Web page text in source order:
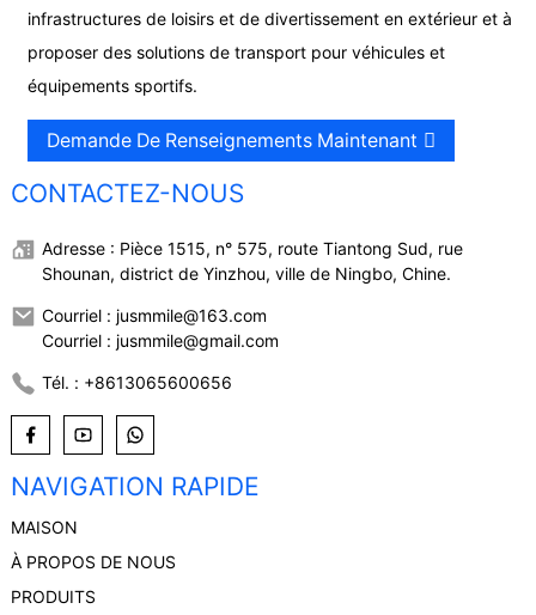
infrastructures de loisirs et de divertissement en extérieur et à
proposer des solutions de transport pour véhicules et
équipements sportifs.
Demande De Renseignements Maintenant
CONTACTEZ-NOUS
Adresse : Pièce 1515, n° 575, route Tiantong Sud, rue
Shounan, district de Yinzhou, ville de Ningbo, Chine.
Courriel : jusmmile@163.com
Courriel : jusmmile@gmail.com
Tél. : +8613065600656
NAVIGATION RAPIDE
MAISON
À PROPOS DE NOUS
PRODUITS